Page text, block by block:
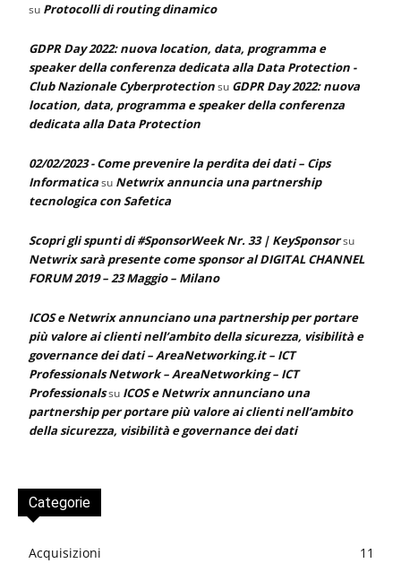
su Protocolli di routing dinamico
GDPR Day 2022: nuova location, data, programma e
speaker della conferenza dedicata alla Data Protection -
Club Nazionale Cyberprotectionsu GDPR Day 2022: nuova
location, data, programma e speaker della conferenza
dedicata alla Data Protection
02/02/2023 - Come prevenire la perdita dei dati – Cips
Informaticasu Netwrix annuncia una partnership
tecnologica con Safetica
Scopri gli spunti di #SponsorWeek Nr. 33 | KeySponsorsu
Netwrix sarà presente come sponsor al DIGITAL CHANNEL
FORUM 2019 – 23 Maggio – Milano
ICOS e Netwrix annunciano una partnership per portare
più valore ai clienti nell’ambito della sicurezza, visibilità e
governance dei dati – AreaNetworking.it – ICT
Professionals Network – AreaNetworking – ICT
Professionalssu ICOS e Netwrix annunciano una
partnership per portare più valore ai clienti nell’ambito
della sicurezza, visibilità e governance dei dati
Categorie
Acquisizioni
11